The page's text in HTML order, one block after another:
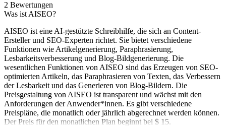
2 Bewertungen
Was ist AISEO?
AISEO ist eine AI-gestützte Schreibhilfe, die sich an Content-
Ersteller und SEO-Experten richtet. Sie bietet verschiedene
Funktionen wie Artikelgenerierung, Paraphrasierung,
Lesbarkeitsverbesserung und Blog-Bildgenerierung. Die
wesentlichen Funktionen von AISEO sind das Erzeugen von SEO-
optimierten Artikeln, das Paraphrasieren von Texten, das Verbessern
der Lesbarkeit und das Generieren von Blog-Bildern. Die
Preisgestaltung von AISEO ist transparent und wächst mit den
Anforderungen der Anwender*innen. Es gibt verschiedene
Preispläne, die monatlich oder jährlich abgerechnet werden können.
Der Preis für den monatlichen Plan beginnt bei $ 15.